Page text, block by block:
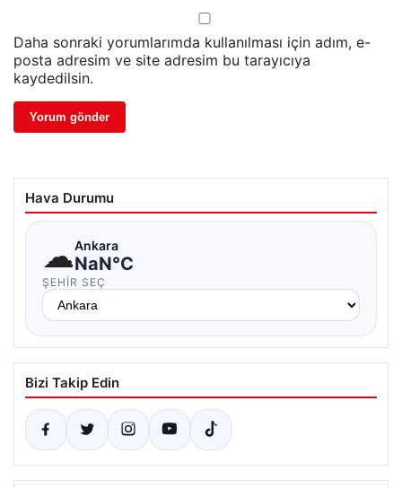
Daha sonraki yorumlarımda kullanılması için adım, e-
posta adresim ve site adresim bu tarayıcıya
kaydedilsin.
Hava Durumu
☁Ankara
NaN°C
ŞEHIR SEÇ
Bizi Takip Edin